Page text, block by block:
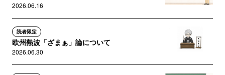
2026.06.16
読者限定
欧州熱波「ざまぁ」論について
2026.06.30